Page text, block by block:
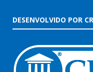
DESENVOLVIDO POR